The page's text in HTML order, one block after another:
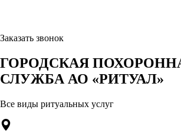
Заказать звонок
ГОРОДСКАЯ
СЛУЖБА АО «РИТУАЛ»
Все виды ритуальных услуг